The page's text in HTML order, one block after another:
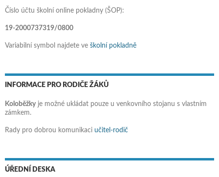
Číslo účtu školní online pokladny (ŠOP):
19-2000737319/0800
Variabilní symbol najdete ve školní pokladně
INFORMACE PRO RODIČE ŽÁKŮ
Koloběžkyje možné ukládat pouze u venkovního stojanu s vlastním
zámkem.
Rady pro dobrou komunikaci učitel-rodič
ÚŘEDNÍ DESKA